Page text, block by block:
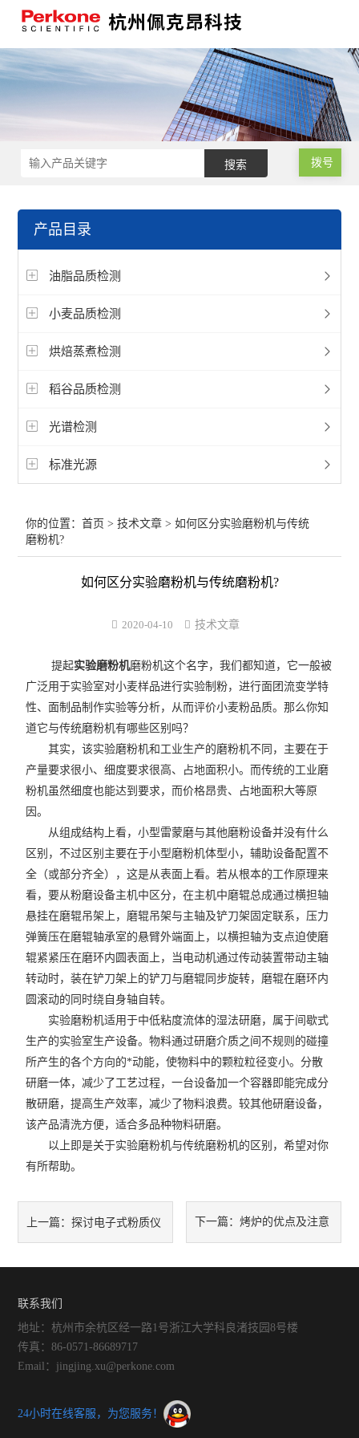
拨号
产品目录
油脂品质检测
小麦品质检测
烘焙蒸煮检测
稻谷品质检测
光谱检测
标准光源
你的位置：首页 >技术文章 > 如何区分实验磨粉机与传统
磨粉机?
如何区分实验磨粉机与传统磨粉机?
2020-04-10 技术文章
提起实验磨粉机磨粉机这个名字，我们都知道，它一般被
广泛用于实验室对小麦样品进行实验制粉，进行面团流变学特
性、面制品制作实验等分析，从而评价小麦粉品质。那么你知
道它与传统磨粉机有哪些区别吗？
其实，该实验磨粉机和工业生产的磨粉机不同，主要在于
产量要求很小、细度要求很高、占地面积小。而传统的工业磨
粉机虽然细度也能达到要求，而价格昂贵、占地面积大等原
因。
从组成结构上看，小型雷蒙磨与其他磨粉设备并没有什么
区别，不过区别主要在于小型磨粉机体型小，辅助设备配置不
全（或部分齐全），这是从表面上看。若从根本的工作原理来
看，要从粉磨设备主机中区分，在主机中磨辊总成通过横担轴
悬挂在磨辊吊架上，磨辊吊架与主轴及铲刀架固定联系，压力
弹簧压在磨辊轴承室的悬臂外端面上，以横担轴为支点迫使磨
辊紧紧压在磨环内圆表面上，当电动机通过传动装置带动主轴
转动时，装在铲刀架上的铲刀与磨辊同步旋转，磨辊在磨环内
圆滚动的同时绕自身轴自转。
实验磨粉机适用于中低粘度流体的湿法研磨，属于间歇式
生产的实验室生产设备。物料通过研磨介质之间不规则的碰撞
所产生的各个方向的*动能，使物料中的颗粒粒径变小。分散
研磨一体，减少了工艺过程，一台设备加一个容器即能完成分
散研磨，提高生产效率，减少了物料浪费。较其他研磨设备，
该产品清洗方便，适合多品种物料研磨。
以上即是关于实验磨粉机与传统磨粉机的区别，希望对你
有所帮助。
上一篇：探讨电子式粉质仪 下一篇： 烤炉的优点及注意
联系我们
地址：杭州市余杭区经一路1号浙江大学科良渚技园8号楼
传真：86-0571-86689717
Email：jingjing.xu@perkone.com
24小时在线客服，为您服务！